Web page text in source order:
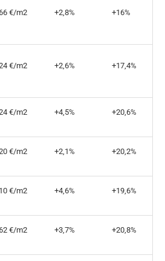
€/m2 +2,8% +16%
€/m2 +2,6% +17,4%
€/m2 +4,5% +20,6%
€/m2 +2,1% +20,2%
€/m2 +4,6% +19,6%
€/m2 +3,7% +20,8%